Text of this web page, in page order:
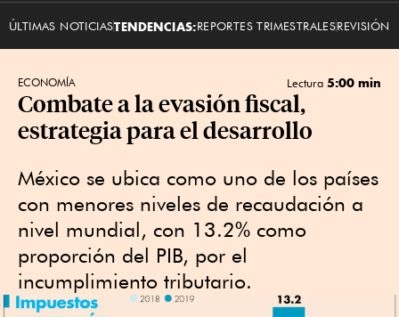
ÚLTIMAS NOTICIASTENDENCIAS:REPORTES TRIMESTRALESREVISIÓN
ECONOMÍA Lectura 5:00 min
Combate a la evasión fiscal,
estrategia para el desarrollo
México se ubica como uno de los países
con menores niveles de recaudación a
nivel mundial, con 13.2% como
proporción del PIB, por el
incumplimiento tributario.